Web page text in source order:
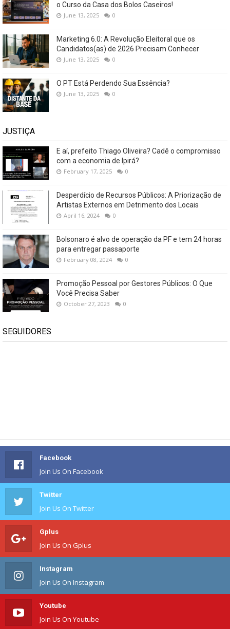
o Curso da Casa dos Bolos Caseiros!
June 13, 2025 0
Marketing 6.0: A Revolução Eleitoral que os
Candidatos(as) de 2026 Precisam Conhecer
June 13, 2025 0
O PT Está Perdendo Sua Essência?
June 13, 2025 0
JUSTIÇA
E aí, prefeito Thiago Oliveira? Cadê o compromisso
com a economia de Ipirá?
February 17, 2025 0
Desperdício de Recursos Públicos: A Priorização de
Artistas Externos em Detrimento dos Locais
April 16, 2024 0
Bolsonaro é alvo de operação da PF e tem 24 horas
para entregar passaporte
February 08, 2024 0
Promoção Pessoal por Gestores Públicos: O Que
Você Precisa Saber
October 27, 2023 0
SEGUIDORES
Facebook
Join Us On Facebook
Twitter
Join Us On Twitter
Gplus
Join Us On Gplus
Instagram
Join Us On Instagram
Youtube
Join Us On Youtube